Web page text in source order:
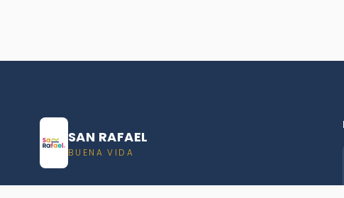
SAN RAFAEL
BUENA VIDA